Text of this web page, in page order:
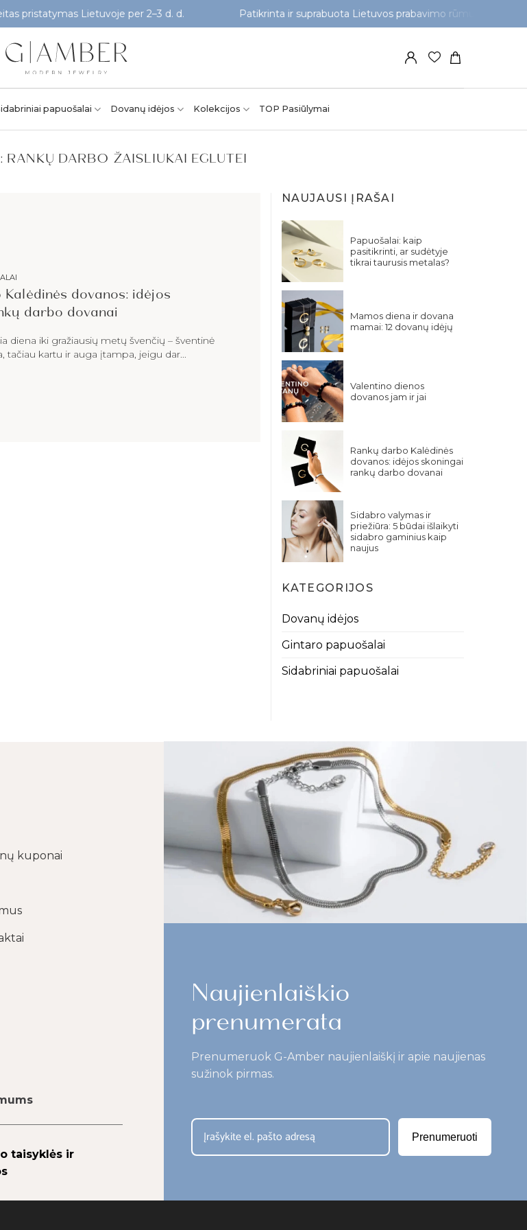
pristatymas Lietuvoje per 2–3 d. d. Patikrinta ir suprabuota Lietuvos prabavimo rūmuose
papuošalai Dovanų idėjos Kolekcijos TOP Pasiūlymai
RANKŲ DARBO ŽAISLIUKAI EGLUTEI
dovanos: idėjos
darbo dovanai
diena iki gražiausių metų švenčių – šventinė
tačiau kartu ir auga įtampa, jeigu dar...
NAUJAUSI ĮRAŠAI
Papuošalai: kaip
pasitikrinti, ar sudėtyje
tikrai taurusis metalas?
Mamos diena ir dovana
mamai: 12 dovanų idėjų
Valentino dienos
dovanos jam ir jai
Rankų darbo Kalėdinės
dovanos: idėjos skoningai
rankų darbo dovanai
Sidabro valymas ir
priežiūra: 5 būdai išlaikyti
sidabro gaminius kaip
naujus
KATEGORIJOS
Dovanų idėjos
Gintaro papuošalai
Sidabriniai papuošalai
kuponai
taisyklės ir
Naujienlaiškio
prenumerata
Prenumeruok G-Amber naujienlaiškį ir apie naujienas
sužinok pirmas.
Prenumeruoti